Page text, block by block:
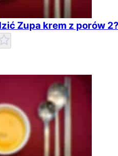
Zupa krem z porów 2?